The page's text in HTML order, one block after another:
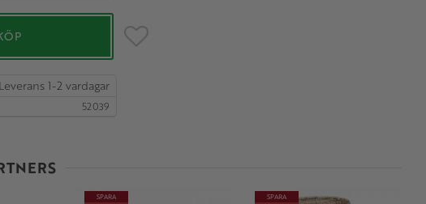
Lägg till i favoriter
52039
SPARA SPARA